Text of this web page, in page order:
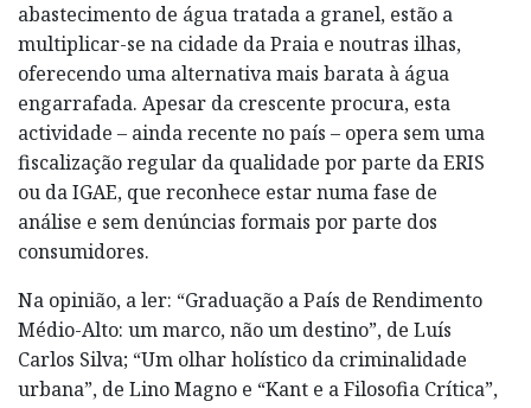
abastecimento de água tratada a granel, estão a
multiplicar-se na cidade da Praia e noutras ilhas,
oferecendo uma alternativa mais barata à água
engarrafada. Apesar da crescente procura, esta
actividade – ainda recente no país – opera sem uma
fiscalização regular da qualidade por parte da ERIS
ou da IGAE, que reconhece estar numa fase de
análise e sem denúncias formais por parte dos
consumidores.
Na opinião, a ler: “Graduação a País de Rendimento
Médio-Alto: um marco, não um destino”, de Luís
Carlos Silva; “Um olhar holístico da criminalidade
urbana”, de Lino Magno e “Kant e a Filosofia Crítica”,